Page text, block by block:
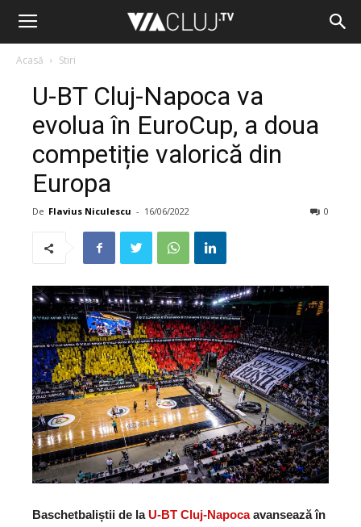
Acasă Stiri
U-BT Cluj-Napoca va
evolua în EuroCup, a doua
competiție valorică din
Europa
De Flavius Niculescu - 16/06/2022 0
Baschetbaliștii de la U-BT Cluj-Napocaavansează în